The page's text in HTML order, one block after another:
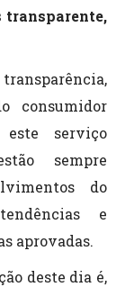
transparente,
consumidor
este serviço
sempre
do
e
aprovadas.
deste dia é,